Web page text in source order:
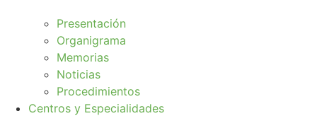
Presentación
Organigrama
Memorias
Noticias
Procedimientos
Centros y Especialidades